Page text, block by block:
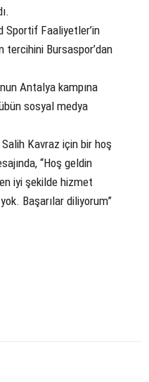
Sportif Faaliyetler’in
Bursaspor’dan
Antalya kampına
sosyal medya
Kavraz için bir hoş
“Hoş geldin
iyi şekilde hizmet
Başarılar diliyorum”